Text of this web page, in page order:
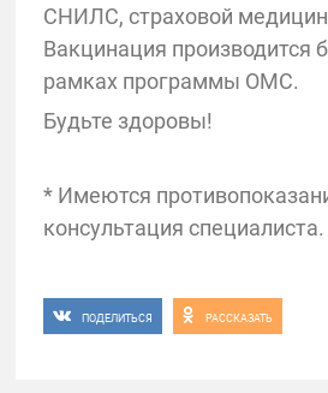
СНИЛС, страховой
Вакцинация производится
рамках программы ОМС.
Будьте здоровы!
* Имеются
консультация специалиста.
ПОДЕЛИТЬСЯ РАССКАЗАТЬ